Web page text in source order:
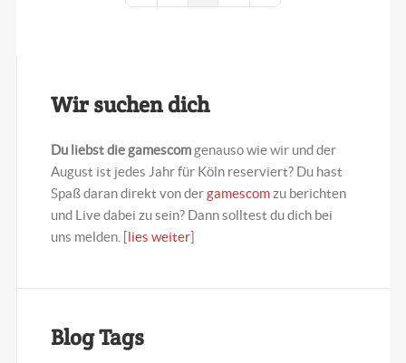
Wir suchen dich
Du liebst die gamescomgenauso wie wir und der
August ist jedes Jahr für Köln reserviert? Du hast
Spaß daran direkt von dergamescomzu berichten
und Live dabei zu sein? Dann solltest du dich bei
uns melden. [lies weiter]
Blog Tags